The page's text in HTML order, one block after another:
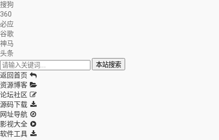
搜狗
360
必应
谷歌
神马
头条
本站搜索
返回首页
资源博客
论坛社区
源码下载
网址导航
影视大全
软件工具